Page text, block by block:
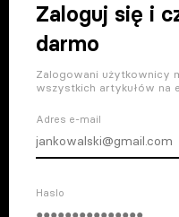
Zaloguj się i
darmo
Zalogowani użytkownicy
wszystkich artykułów na
Adres e-mail
Haslo